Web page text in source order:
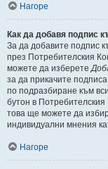
Нагоре
Как да добавя подпис
За да добавите подпис
през Потребителския
можете да изберете
за да прикачите
по подразбиране към
бутон в
това ще можете да
индивидуални мнения
Нагоре